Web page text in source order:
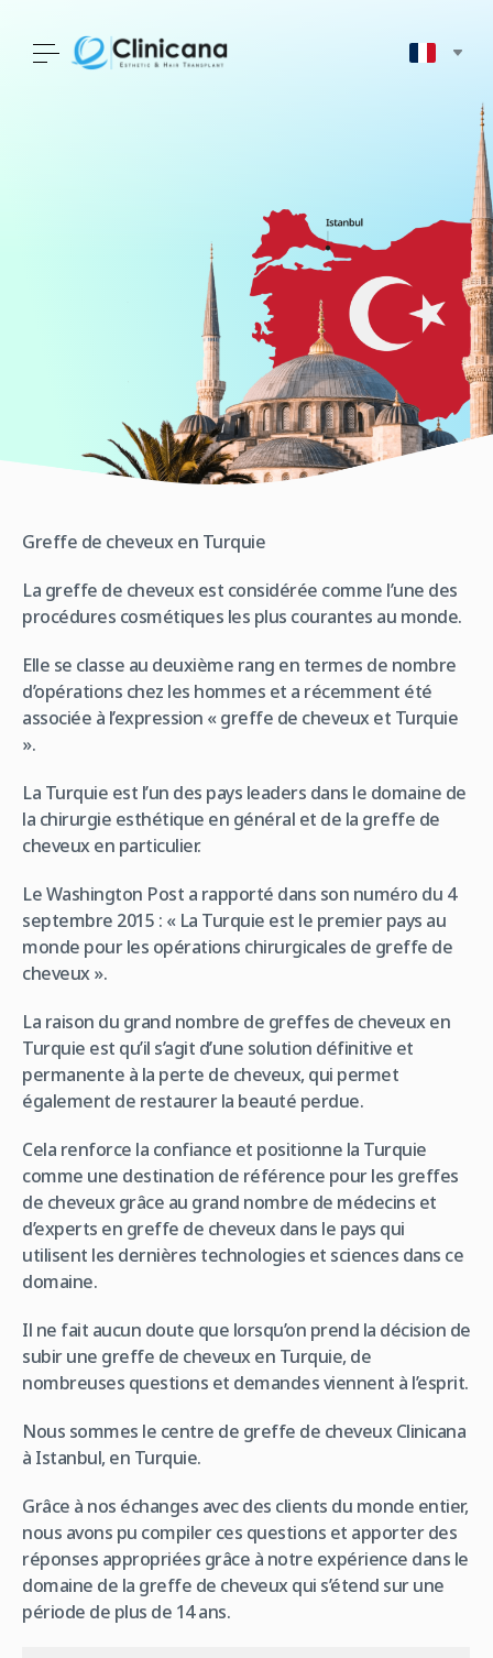
Greffe de cheveux en Turquie
La greffe de cheveux est considérée comme l’une des
procédures cosmétiques les plus courantes au monde.
Elle se classe au deuxième rang en termes de nombre
d’opérations chez les hommes et a récemment été
associée à l’expression « greffe de cheveux et Turquie
».
La Turquie est l’un des pays leaders dans le domaine de
la chirurgie esthétique en général et de la greffe de
cheveux en particulier.
Le Washington Post a rapporté dans son numéro du 4
septembre 2015 : « La Turquie est le premier pays au
monde pour les opérations chirurgicales de greffe de
cheveux ».
La raison du grand nombre de greffes de cheveux en
Turquie est qu’il s’agit d’une solution définitive et
permanente à la perte de cheveux, qui permet
également de restaurer la beauté perdue.
Cela renforce la confiance et positionne la Turquie
comme une destination de référence pour les greffes
de cheveux grâce au grand nombre de médecins et
d’experts en greffe de cheveux dans le pays qui
utilisent les dernières technologies et sciences dans ce
domaine.
Il ne fait aucun doute que lorsqu’on prend la décision de
subir une greffe de cheveux en Turquie, de
nombreuses questions et demandes viennent à l’esprit.
Nous sommes le centre de greffe de cheveux Clinicana
à Istanbul, en Turquie.
Grâce à nos échanges avec des clients du monde entier,
nous avons pu compiler ces questions et apporter des
réponses appropriées grâce à notre expérience dans le
domaine de la greffe de cheveux qui s’étend sur une
période de plus de 14 ans.